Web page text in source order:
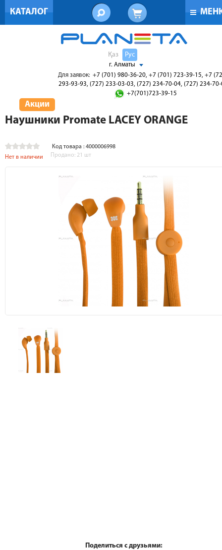
КАТАЛОГ
Қаз Рус
г. Алматы
Для заявок: +7 (701) 980-36-20, +7 (701) 723-39-15, +7
293-93-93, (727) 233-03-03, (727) 234-70-04, (727) 234-
+7(701)723-39-15
Акции
Наушники Promate LACEY ORANGE
Код товара : 4000006998
Нет в наличии
Продано: 21 шт
Поделиться с друзьями: